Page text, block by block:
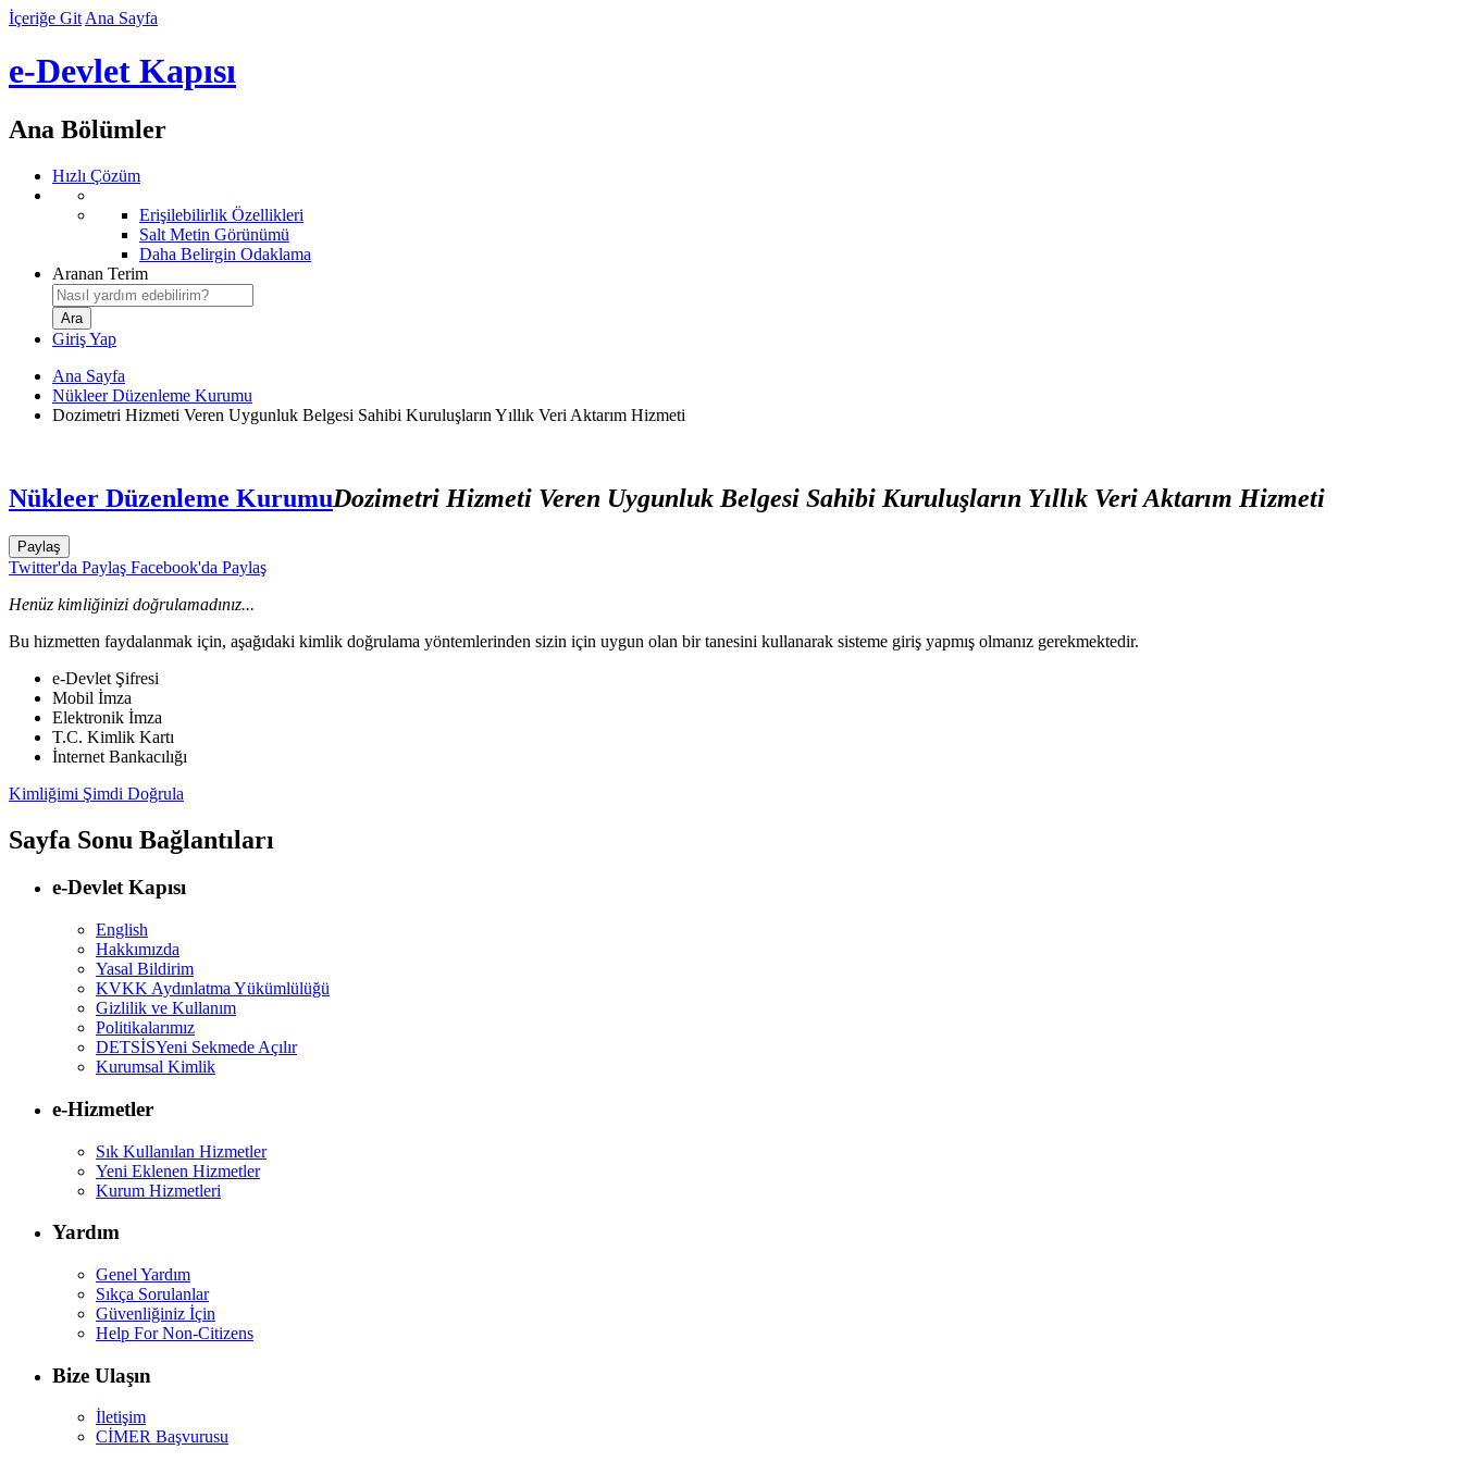
İçeriğe Git Ana Sayfa
e-Devlet Kapısı
Ana Bölümler
Hızlı Çözüm
Erişilebilirlik Özellikleri
Salt Metin Görünümü
Daha Belirgin Odaklama
Aranan Terim
Giriş Yap
Ana Sayfa
Nükleer Düzenleme Kurumu
Dozimetri Hizmeti Veren Uygunluk Belgesi Sahibi Kuruluşların Yıllık Veri Aktarım Hizmeti
Nükleer Düzenleme KurumuDozimetri Hizmeti Veren Uygunluk Belgesi Sahibi Kuruluşların Yıllık Veri Aktarım Hizmeti
Paylaş
Twitter'da Paylaş Facebook'da Paylaş
Henüz kimliğinizi doğrulamadınız...
Bu hizmetten faydalanmak için, aşağıdaki kimlik doğrulama yöntemlerinden sizin için uygun olan bir tanesini kullanarak sisteme giriş yapmış olmanız gerekmektedir.
e-Devlet Şifresi
Mobil İmza
Elektronik İmza
T.C. Kimlik Kartı
İnternet Bankacılığı
Kimliğimi Şimdi Doğrula
Sayfa Sonu Bağlantıları
e-Devlet Kapısı
English
Hakkımızda
Yasal Bildirim
KVKK Aydınlatma Yükümlülüğü
Gizlilik ve Kullanım
Politikalarımız
DETSİSYeni Sekmede Açılır
Kurumsal Kimlik
e-Hizmetler
Sık Kullanılan Hizmetler
Yeni Eklenen Hizmetler
Kurum Hizmetleri
Yardım
Genel Yardım
Sıkça Sorulanlar
Güvenliğiniz İçin
Help For Non-Citizens
Bize Ulaşın
İletişim
CİMER Başvurusu